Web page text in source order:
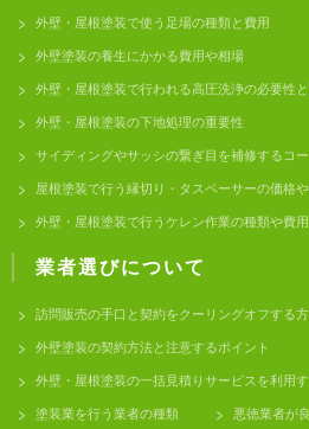
外壁・屋根塗装で使う足場の種類と費用
外壁塗装の養生にかかる費用や相場
外壁・屋根塗装で行われる高圧洗浄の必要性
外壁・屋根塗装の下地処理の重要性
サイディングやサッシの繋ぎ目を補修するコ
屋根塗装で行う縁切り・タスペーサーの価格
外壁・屋根塗装で行うケレン作業の種類や費用
業者選びについて
訪問販売の手口と契約をクーリングオフする
外壁塗装の契約方法と注意するポイント
外壁・屋根塗装の一括見積りサービスを利用
塗装業を行う業者の種類 悪徳業者が